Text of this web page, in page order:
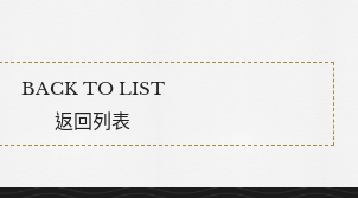
BACK TO LIST
返回列表